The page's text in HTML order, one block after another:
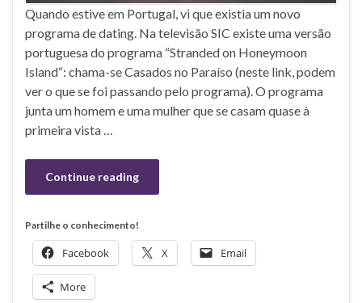
Quando estive em Portugal, vi que existia um novo
programa de dating. Na televisão SIC existe uma versão
portuguesa do programa “Stranded on Honeymoon
Island“: chama-se Casados no Paraíso (neste link, podem
ver o que se foi passando pelo programa). O programa
junta um homem e uma mulher que se casam quase à
primeira vista …
Continue reading
Partilhe o conhecimento!
Facebook X Email
More